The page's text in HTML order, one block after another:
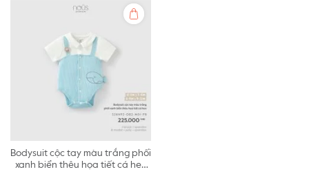
Bodysuit cộc tay màu trắng phối
xanh biển thêu họa tiết cá heo